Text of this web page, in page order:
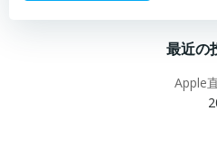
最近の
Apple